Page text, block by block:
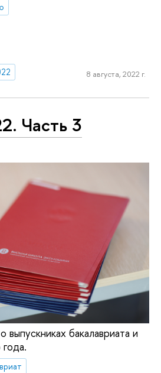
8 августа, 2022 г.
Часть 3
выпускниках бакалавриата и